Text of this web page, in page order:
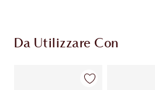
Da Utilizzare Con